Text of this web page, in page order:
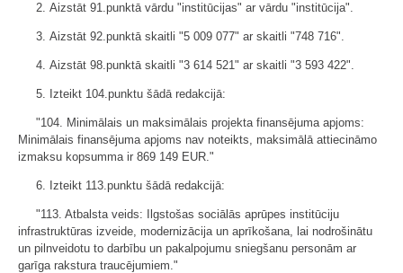
2. Aizstāt 91.punktā vārdu "institūcijas" ar vārdu "institūcija".
3. Aizstāt 92.punktā skaitli "5 009 077" ar skaitli "748 716".
4. Aizstāt 98.punktā skaitli "3 614 521" ar skaitli "3 593 422".
5. Izteikt 104.punktu šādā redakcijā:
"104. Minimālais un maksimālais projekta finansējuma apjoms:
Minimālais finansējuma apjoms nav noteikts, maksimālā attiecināmo
izmaksu kopsumma ir 869 149 EUR."
6. Izteikt 113.punktu šādā redakcijā:
"113. Atbalsta veids: Ilgstošas sociālās aprūpes institūciju
infrastruktūras izveide, modernizācija un aprīkošana, lai nodrošinātu
un pilnveidotu to darbību un pakalpojumu sniegšanu personām ar
garīga rakstura traucējumiem."